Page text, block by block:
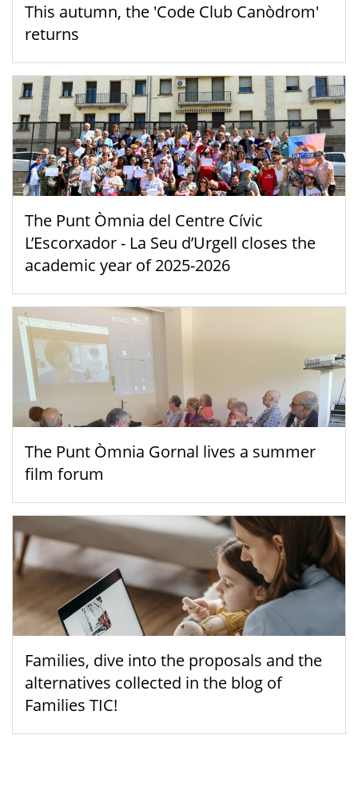
This autumn, the 'Code Club Canòdrom'
returns
The Punt Òmnia del Centre Cívic
L’Escorxador - La Seu d’Urgell closes the
academic year of 2025-2026
The Punt Òmnia Gornal lives a summer
film forum
Families, dive into the proposals and the
alternatives collected in the blog of
Families TIC!